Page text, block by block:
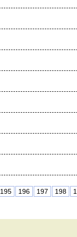
195 196 197 198